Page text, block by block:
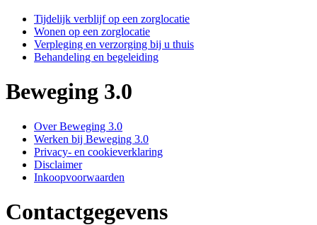
Tijdelijk verblijf op een zorglocatie
Wonen op een zorglocatie
Verpleging en verzorging bij u thuis
Behandeling en begeleiding
Beweging 3.0
Over Beweging 3.0
Werken bij Beweging 3.0
Privacy- en cookieverklaring
Disclaimer
Inkoopvoorwaarden
Contactgegevens